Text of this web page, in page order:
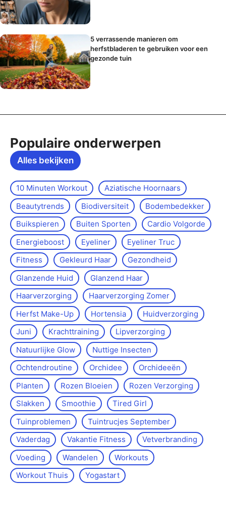
5 verrassende manieren om
herfstbladeren te gebruiken voor een
gezonde tuin
Populaire onderwerpen
Alles bekijken
10 Minuten Workout
Aziatische Hoornaars
Beautytrends
Biodiversiteit
Bodembedekker
Buikspieren
Buiten Sporten
Cardio Volgorde
Energieboost
Eyeliner
Eyeliner Truc
Fitness
Gekleurd Haar
Gezondheid
Glanzende Huid
Glanzend Haar
Haarverzorging
Haarverzorging Zomer
Herfst Make-Up
Hortensia
Huidverzorging
Juni
Krachttraining
Lipverzorging
Natuurlijke Glow
Nuttige Insecten
Ochtendroutine
Orchidee
Orchideeën
Planten
Rozen Bloeien
Rozen Verzorging
Slakken
Smoothie
Tired Girl
Tuinproblemen
Tuintrucjes September
Vaderdag
Vakantie Fitness
Vetverbranding
Voeding
Wandelen
Workouts
Workout Thuis
Yoga­start